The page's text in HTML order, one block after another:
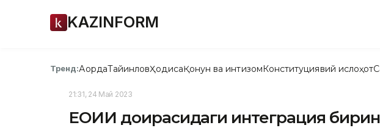
KAZINFORM
Тренд:АқордаТайинловҲодисаҚонун ва интизомКонституциявий ислоҳот
21:31, 24 Май 2023
ЕОИИ доирасидаги интеграция